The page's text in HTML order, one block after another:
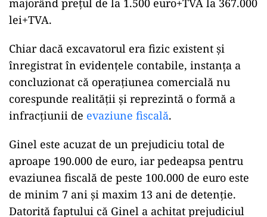
Un exemplu relevant este tranzacția din
decembrie 2013, când firma lui Ginel, Aqua
Parc Roznov (actuala Antrepriza de Construcții
Drumuri și Autostrăzi), a cumpărat excavatorul
menționat cu peste 90.000 de euro, deși valoarea
inițială era de 1.800 de euro. Instanța a
termen extrem de scurt, de doar 8 zile, cu un
circuit rapid de patru tranzacții succesive,
majorând prețul de la 1.500 euro+TVA la 367.000
lei+TVA.